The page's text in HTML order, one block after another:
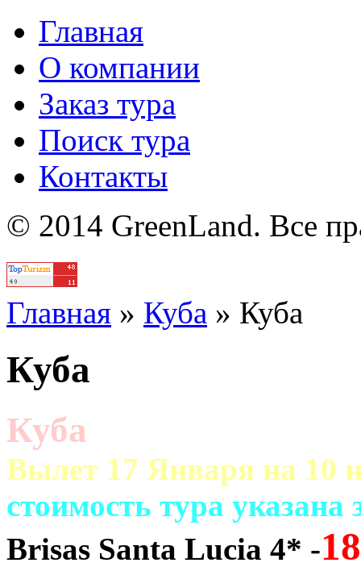
Главная
О компании
Заказ тура
Поиск тура
Контакты
© 2014 GreenLand. Все
Главная » Куба » Куба
Куба
Куба
Вылет 17 Января на 10
cтоимость тура
Brisas Santa Lucia 4* -